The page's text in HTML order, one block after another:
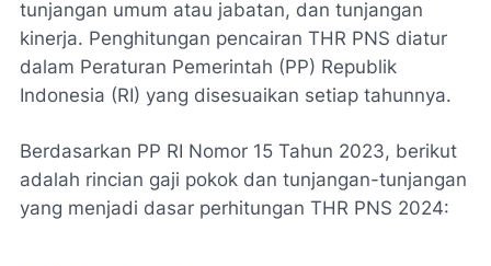
tunjangan umum atau jabatan, dan tunjangan
kinerja. Penghitungan pencairan THR PNS diatur
dalam Peraturan Pemerintah (PP) Republik
Indonesia (RI) yang disesuaikan setiap tahunnya.
Berdasarkan PP RI Nomor 15 Tahun 2023, berikut
adalah rincian gaji pokok dan tunjangan-tunjangan
yang menjadi dasar perhitungan THR PNS 2024: